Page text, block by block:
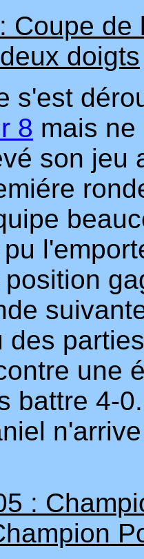
Coupe
doigts
s'est
8 mais
son jeu
des
une
battre 4-
: